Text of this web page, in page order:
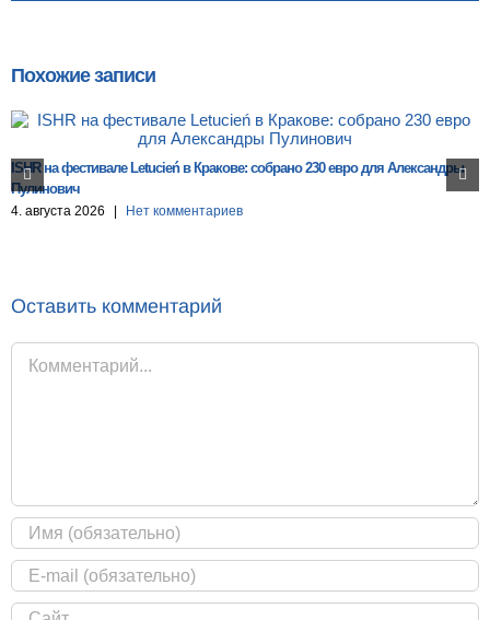
Похожие записи
ISHR на фестивале Letucień в Кракове: собрано 230 евро для Александры
Пулинович
4. августа 2026 | Нет комментариев
Оставить комментарий